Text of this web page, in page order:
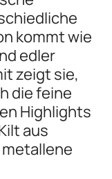
kommt wie
edler
zeigt sie,
die feine
Highlights
aus